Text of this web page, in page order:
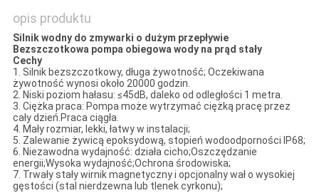
SITEMAP
POLITYKA
PRYWATNOŚCI
opis produktu
Silnik wodny do zmywarki o dużym przepływie
Bezszczotkowa pompa obiegowa wody na prąd stały
Cechy
1. Silnik bezszczotkowy, długa żywotność; Oczekiwana
żywotność wynosi około 20000 godzin.
2. Niski poziom hałasu: ≤45dB, daleko od odległości 1 metra.
3. Ciężka praca: Pompa może wytrzymać ciężką pracę przez
cały dzień.Praca ciągła.
4. Mały rozmiar, lekki, łatwy w instalacji;
5. Zalewanie żywicą epoksydową, stopień wodoodporności IP68;
6. Niezawodna wydajność: działa cicho;Oszczędzanie
energii;Wysoka wydajność;Ochrona środowiska;
7. Trwały stały wirnik magnetyczny i opcjonalny wał o wysokiej
gęstości (stal nierdzewna lub tlenek cyrkonu);